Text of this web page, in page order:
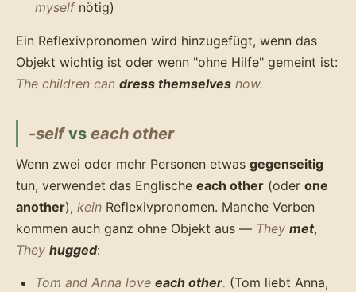
myselfnötig)
Ein Reflexivpronomen wird hinzugefügt, wenn das
Objekt wichtig ist oder wenn "ohne Hilfe" gemeint ist:
The children can dress themselves now.
-selfvs each other
Wenn zwei oder mehr Personen etwas gegenseitig
tun, verwendet das Englische each other (oder one
another), kein Reflexivpronomen. Manche Verben
kommen auch ganz ohne Objekt aus — They met,
They hugged:
Tom and Anna love each other. (Tom liebt Anna,